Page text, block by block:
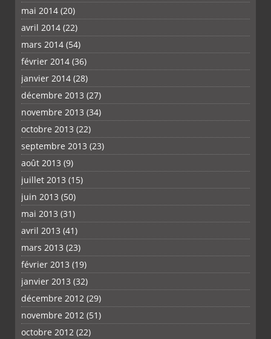
mai 2014 (20)
avril 2014 (22)
mars 2014 (54)
février 2014 (36)
janvier 2014 (28)
décembre 2013 (27)
novembre 2013 (34)
octobre 2013 (22)
septembre 2013 (23)
août 2013 (9)
juillet 2013 (15)
juin 2013 (50)
mai 2013 (31)
avril 2013 (41)
mars 2013 (23)
février 2013 (19)
janvier 2013 (32)
décembre 2012 (29)
novembre 2012 (51)
octobre 2012 (22)